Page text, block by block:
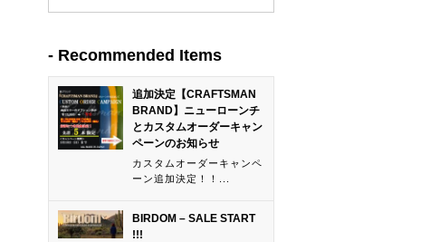
Recommended Items
追加決定【CRAFTSMAN
BRAND】ニューローンチ
とカスタムオーダーキャン
ペーンのお知らせ
カスタムオーダーキャンペ
ーン追加決定！！...
BIRDOM – SALE START
!!!